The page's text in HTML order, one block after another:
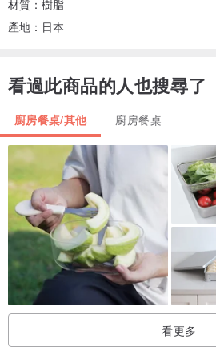
材質：樹脂
產地：日本
看過此商品的人也搜尋了
廚房餐桌/其他 廚房餐桌
看更多